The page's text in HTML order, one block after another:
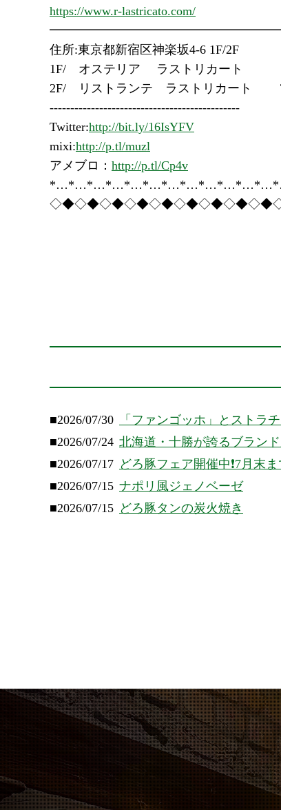
https://www.r-lastricato.com/
住所:東京都新宿区神楽坂4-6 1F/2F
1F/ オステリア ラストリカート
2F/ リストランテ ラストリカート
----------------------------------------------
Twitter:http://bit.ly/16IsYFV
mixi:http://p.tl/muzl
アメブロ： http://p.tl/Cp4v
■2026/07/30
「ファンゴッホ」とストラ
■2026/07/24 北海道・十勝が誇るブランド
■2026/07/17 どろ豚フェア開催中❗️7月末ま
■2026/07/15 ナポリ風ジェノベーゼ
■2026/07/15 どろ豚タンの炭火焼き